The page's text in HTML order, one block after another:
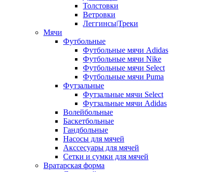
Толстовки
Ветровки
Леггинсы|Треки
Мячи
Футбольные
Футбольные мячи Adidas
Футбольные мячи Nike
Футбольные мячи Select
Футбольные мячи Puma
Футзальные
Футзальные мячи Select
Футзальные мячи Adidas
Волейбольные
Баскетбольные
Гандбольные
Насосы для мячей
Акссесуары для мячей
Сетки и сумки для мячей
Вратарская форма